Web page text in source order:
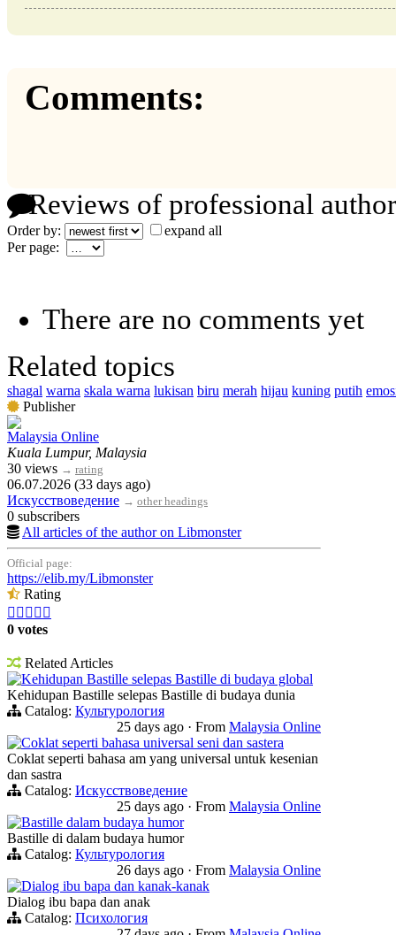
Comments:
Reviews of professional
Order by:
expand all
Per page:
There are no comments yet
Related topics
shagal warna skala warna lukisan biru merah hijau kuning putih
Publisher
Malaysia Online
Kuala Lumpur, Malaysia
30 views → rating
06.07.2026 (33 days ago)
Искусствоведение → other headings
0 subscribers
All articles of the author on Libmonster
Official page:
https://elib.my/Libmonster
Rating
    
0 votes
Related Articles
Kehidupan Bastille selepas Bastille di budaya global
Kehidupan Bastille selepas Bastille di budaya dunia
Catalog: Культурология
25 days ago · From Malaysia Online
Coklat seperti bahasa universal seni dan sastera
Coklat seperti bahasa am yang universal untuk kesenian
dan sastra
Catalog: Искусствоведение
25 days ago · From Malaysia Online
Bastille dalam budaya humor
Bastille di dalam budaya humor
Catalog: Культурология
26 days ago · From Malaysia Online
Dialog ibu bapa dan kanak-kanak
Dialog ibu bapa dan anak
Catalog: Психология